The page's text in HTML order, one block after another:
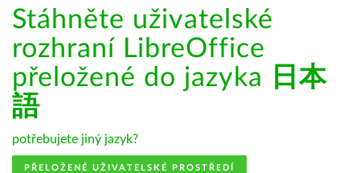
Stáhněte uživatelské
rozhraní LibreOffice
přeložené do jazyka
日本
語
potřebujete jiný jazyk?
PŘELOŽENÉ UŽIVATELSKÉ PROSTŘEDÍ